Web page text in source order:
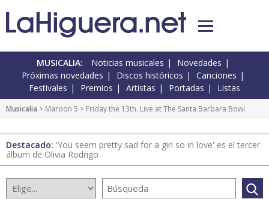
MUSICALIA: Noticias musicales
Novedades
Próximas novedades
Discos históricos
Canciones
Festivales
Premios Artistas Portadas Listas
Musicalia > Maroon 5 > Friday the 13th. Live at The Santa Barbara Bowl
Destacado: 'You seem pretty sad for a girl so in love' es el tercer
álbum de Olivia Rodrigo